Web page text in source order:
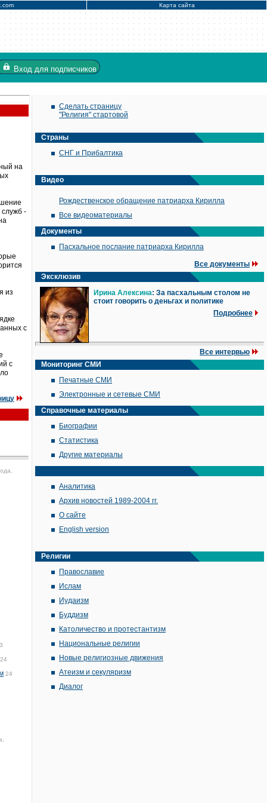
Карта сайта
Вход для подписчиков
на
служб -
из
с
с
24
Сделать страницу
"Религия" стартовой
Страны
СНГ и Прибалтика
Видео
Рождественское обращение патриарха Кирилла
Все видеоматериалы
Документы
Пасхальное послание патриарха Кирилла
Все документы
Эксклюзив
Ирина Алексина: За пасхальным столом не
стоит говорить о деньгах и политике
Подробнее
Все интервью
Мониторинг СМИ
Печатные СМИ
Электронные и сетевые СМИ
Справочные материалы
Биографии
Статистика
Другие материалы
Аналитика
Архив новостей 1989-2004 гг.
О сайте
English version
Религии
Православие
Ислам
Иудаизм
Буддизм
Католичество и протестантизм
Национальные религии
Новые религиозные движения
Атеизм и секуляризм
Диалог